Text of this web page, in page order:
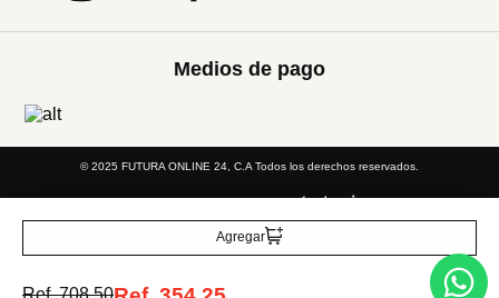
Agregar
Ref.708.50
Medios de pago
© 2025 FUTURA ONLINE 24, C.A Todos los derechos reservados.
Tecnología